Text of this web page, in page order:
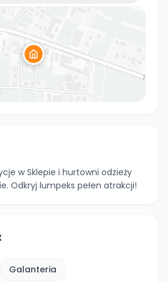
w Sklepie i hurtowni odzieży
Odkryj lumpeks pełen atrakcji!
Galanteria